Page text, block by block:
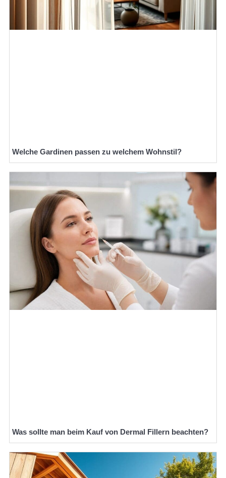
Welche Gardinen passen zu welchem Wohnstil?
Was sollte man beim Kauf von Dermal Fillern beachten?